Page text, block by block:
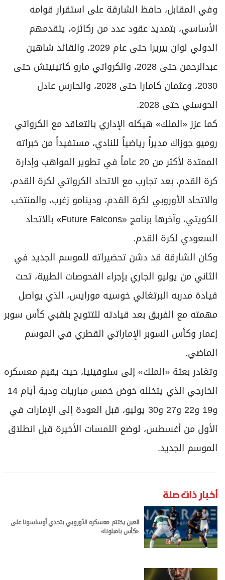
وفي المقابل، حافظ الشارقة على استقرار قوامه
الأساسي، بتمديد عقود عدد من ركائزه، يتقدمهم
الدولي لوان بيريرا حتى عام 2029، والقائد شاهين
عبدالرحمن حتى 2028، والكرواتي مارو كاتينيتش حتى
2030، وعثمان كامارا حتى 2028، والحارس عادل
الحوسني حتى 2028.
كما عزز «الملك» هيكله الإداري بالتعاقد مع الكرواتي
روميو جوزاك مديراً رياضياً للنادي، مستفيداً من خبراته
الممتدة لأكثر من 20 عاماً في تطوير المواهب وإدارة
كرة القدم، بعد تجارب مع الاتحاد الكرواتي لكرة القدم،
والاتحاد الأوروبي لكرة القدم، ودينامو زغرب، والمنتخب
الكويتي، وآخرها برنامج «Future Falcons» بالاتحاد
السعودي لكرة القدم.
وكان الشارقة قد دشن تحضيراته للموسم الجديد في
الثاني من يوليو الجاري بإجراء الفحوصات الطبية، تحت
قيادة مدربه البرتغالي خوسيه مورايس، الذي يواصل
مهمته مع الفريق بعد قيادته للتتويج بلقبي كأس سوبر
إعمار وكأس السوبر الإماراتي القطري في الموسم
الماضي.
وتغادر بعثة «الملك» إلى سلوفينيا، حيث يقيم معسكره
الخارجي الذي يتخلله خوض خمس مباريات ودية أيام 14
و19 و22 و27 و30 يوليو، قبل العودة إلى الإمارات في
الأول من أغسطس، لوضع اللمسات الأخيرة قبل انطلاق
الموسم الجديد.
أخبار ذات صلة
العين يختتم معسكره الأوروبي بتحدي أوساسونا على
«كأس بامبلونا»